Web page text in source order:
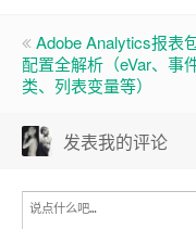
Adobe Analytics报表
配置全解析（eVar、事
类、列表变量等）
发表我的评论